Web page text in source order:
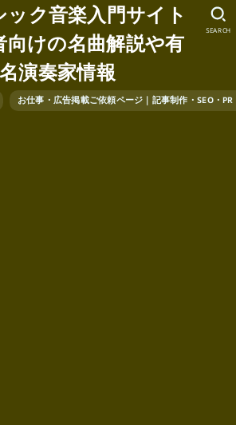
ック音楽入門サイト
向けの名曲解説や有
名演奏家情報
お仕事・広告掲載ご依頼ページ｜記事制作・SEO・
SEARCH